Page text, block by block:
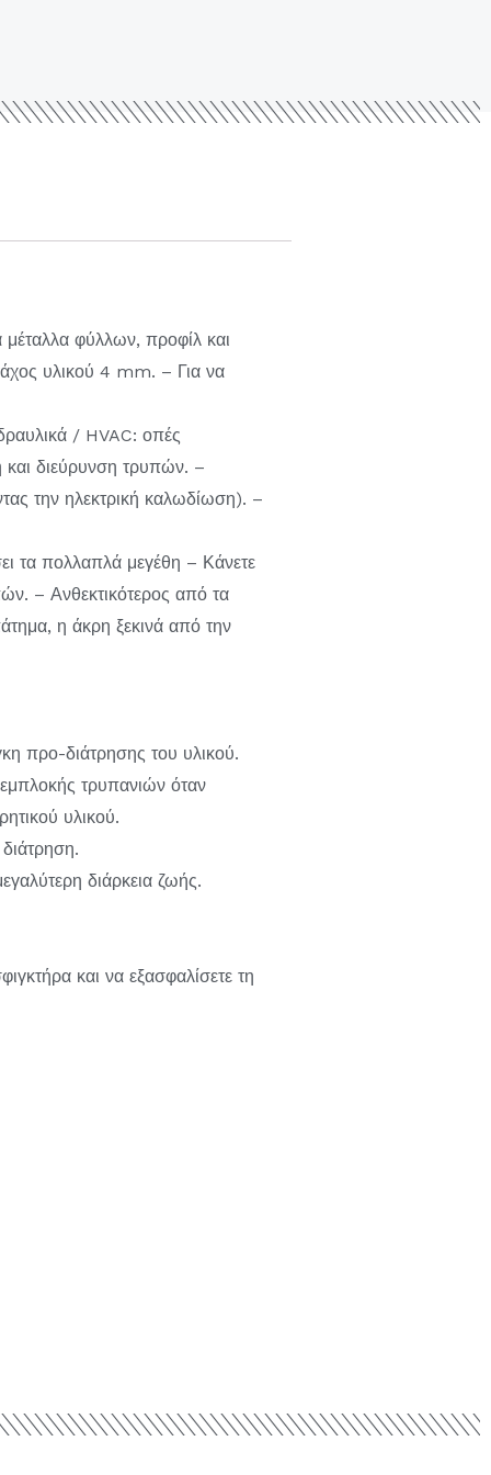
μέταλλα φύλλων, προφίλ και
υλικού 4 mm. – Για να
/ HVAC: οπές
διεύρυνση τρυπών. –
την ηλεκτρική καλωδίωση). –
τα πολλαπλά μεγέθη – Κάνετε
– Ανθεκτικότερος από τα
η άκρη ξεκινά από την
προ-διάτρησης του υλικού.
τρυπανιών όταν
υλικού.
διάρκεια ζωής.
και να εξασφαλίσετε τη